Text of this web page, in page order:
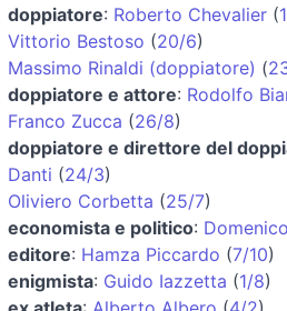
doppiatore: Roberto Chevalier (
Vittorio Bestoso (20/6)
Massimo Rinaldi (doppiatore) (
doppiatore e attore: Rodolfo
Franco Zucca (26/8)
doppiatore e direttore del
Danti (24/3)
Oliviero Corbetta (25/7)
economista e politico:
editore: Hamza Piccardo (7/10)
enigmista: Guido Iazzetta (1/8)